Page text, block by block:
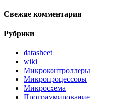
Свежие комментарии
Рубрики
datasheet
wiki
Микроконтроллеры
Микропроцессоры
Микросхема
Программирование